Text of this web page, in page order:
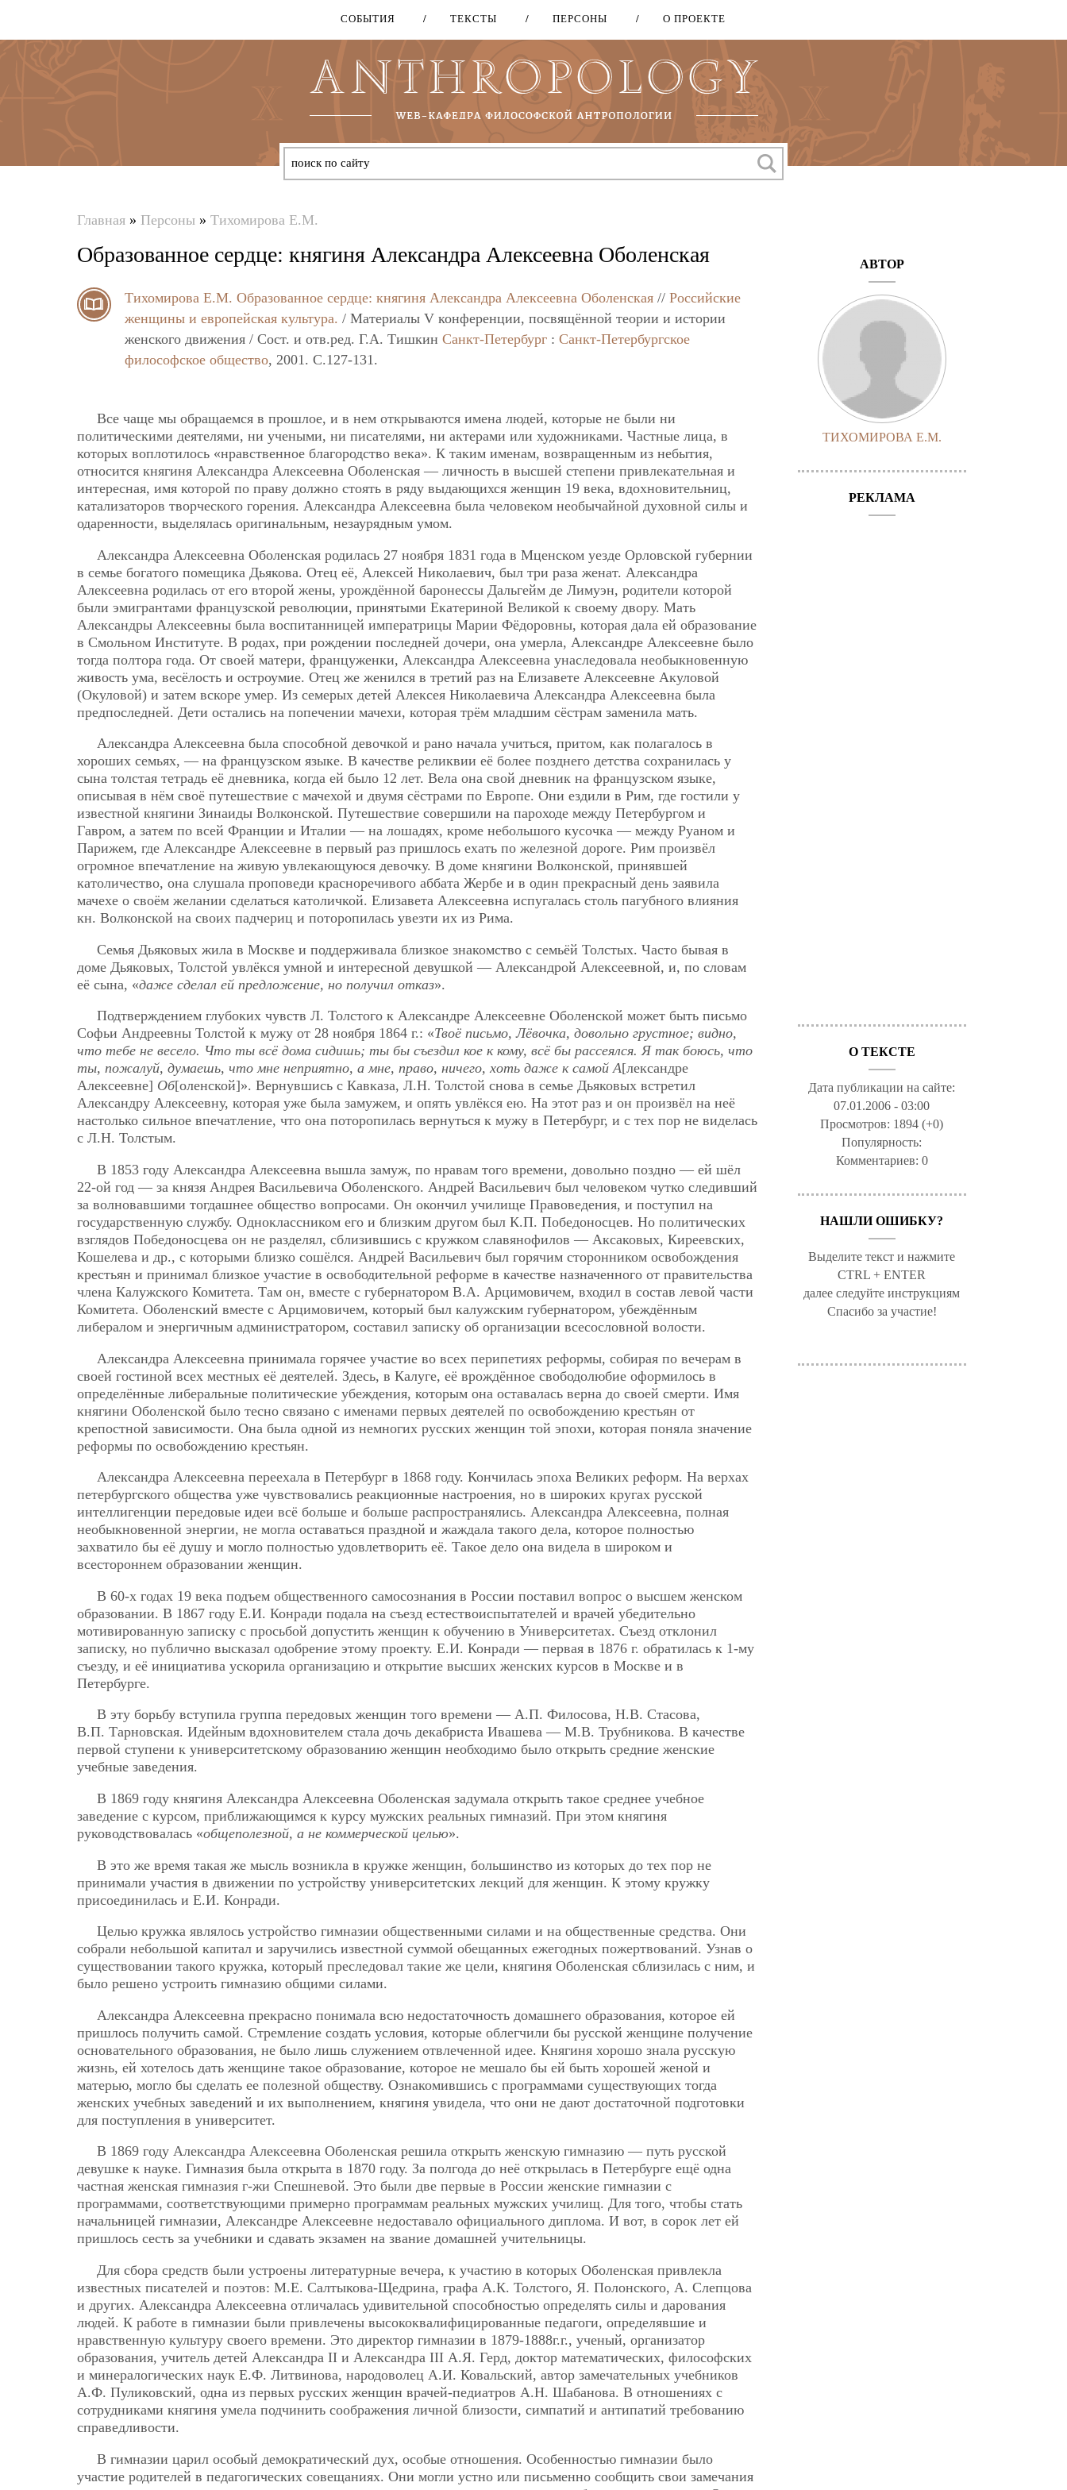
Перейти
основному
содержанию
СОБЫТИЯ ТЕКСТЫ ПЕРСОНЫ О ПРОЕКТЕ
здесь
Главная » Персоны » Тихомирова Е.М.
Образованное сердце: княгиня Александра Алексеевна Оболенская
Тихомирова Е.М. Образованное сердце: княгиня Александра Алексеевна Оболенская // Российские
женщины и европейская культура. / Материалы V конференции, посвящённой теории и истории
женского движения / Сост. и отв.ред. Г.А. Тишкин Санкт-Петербург : Санкт-Петербургское
философское общество, 2001. C.127-131.
Все чаще мы обращаемся в прошлое, и в нем открываются имена людей, которые не были ни
политическими деятелями, ни учеными, ни писателями, ни актерами или художниками. Частные лица, в
которых воплотилось «нравственное благородство века». К таким именам, возвращенным из небытия,
относится княгиня Александра Алексеевна Оболенская — личность в высшей степени привлекательная и
интересная, имя которой по праву должно стоять в ряду выдающихся женщин 19 века, вдохновительниц,
катализаторов творческого горения. Александра Алексеевна была человеком необычайной духовной силы и
одаренности, выделялась оригинальным, незаурядным умом.
Александра Алексеевна Оболенская родилась 27 ноября 1831 года в Мценском уезде Орловской губернии
в семье богатого помещика Дьякова. Отец её, Алексей Николаевич, был три раза женат. Александра
Алексеевна родилась от его второй жены, урождённой баронессы Дальгейм де Лимуэн, родители которой
были эмигрантами французской революции, принятыми Екатериной Великой к своему двору. Мать
Александры Алексеевны была воспитанницей императрицы Марии Фёдоровны, которая дала ей образование
в Смольном Институте. В родах, при рождении последней дочери, она умерла, Александре Алексеевне было
тогда полтора года. От своей матери, француженки, Александра Алексеевна унаследовала необыкновенную
живость ума, весёлость и остроумие. Отец же женился в третий раз на Елизавете Алексеевне Акуловой
(Окуловой) и затем вскоре умер. Из семерых детей Алексея Николаевича Александра Алексеевна была
предпоследней. Дети остались на попечении мачехи, которая трём младшим сёстрам заменила мать.
Александра Алексеевна была способной девочкой и рано начала учиться, притом, как полагалось в
хороших семьях, — на французском языке. В качестве реликвии её более позднего детства сохранилась у
сына толстая тетрадь её дневника, когда ей было 12 лет. Вела она свой дневник на французском языке,
описывая в нём своё путешествие с мачехой и двумя сёстрами по Европе. Они ездили в Рим, где гостили у
известной княгини Зинаиды Волконской. Путешествие совершили на пароходе между Петербургом и
Гавром, а затем по всей Франции и Италии — на лошадях, кроме небольшого кусочка — между Руаном и
Парижем, где Александре Алексеевне в первый раз пришлось ехать по железной дороге. Рим произвёл
огромное впечатление на живую увлекающуюся девочку. В доме княгини Волконской, принявшей
католичество, она слушала проповеди красноречивого аббата Жербе и в один прекрасный день заявила
мачехе о своём желании сделаться католичкой. Елизавета Алексеевна испугалась столь пагубного влияния
кн. Волконской на своих падчериц и поторопилась увезти их из Рима.
Семья Дьяковых жила в Москве и поддерживала близкое знакомство с семьёй Толстых. Часто бывая в
доме Дьяковых, Толстой увлёкся умной и интересной девушкой — Александрой Алексеевной, и, по словам
её сына, «даже сделал ей предложение, но получил отказ».
Подтверждением глубоких чувств Л. Толстого к Александре Алексеевне Оболенской может быть письмо
Софьи Андреевны Толстой к мужу от 28 ноября 1864 г.: «Твоё письмо, Лёвочка, довольно грустное; видно,
что тебе не весело. Что ты всё дома сидишь; ты бы съездил кое к кому, всё бы рассеялся. Я так боюсь, что
ты, пожалуй, думаешь, что мне неприятно, а мне, право, ничего, хоть даже к самой А[лександре
Алексеевне] Об[оленской]». Вернувшись с Кавказа, Л.Н. Толстой снова в семье Дьяковых встретил
Александру Алексеевну, которая уже была замужем, и опять увлёкся ею. На этот раз и он произвёл на неё
настолько сильное впечатление, что она поторопилась вернуться к мужу в Петербург, и с тех пор не виделась
с Л.Н. Толстым.
В 1853 году Александра Алексеевна вышла замуж, по нравам того времени, довольно поздно — ей шёл
22-ой год — за князя Андрея Васильевича Оболенского. Андрей Васильевич был человеком чутко следивший
за волновавшими тогдашнее общество вопросами. Он окончил училище Правоведения, и поступил на
государственную службу. Одноклассником его и близким другом был К.П. Победоносцев. Но политических
взглядов Победоносцева он не разделял, сблизившись с кружком славянофилов — Аксаковых, Киреевских,
Кошелева и др., с которыми близко сошёлся. Андрей Васильевич был горячим сторонником освобождения
крестьян и принимал близкое участие в освободительной реформе в качестве назначенного от правительства
члена Калужского Комитета. Там он, вместе с губернатором В.А. Арцимовичем, входил в состав левой части
Комитета. Оболенский вместе с Арцимовичем, который был калужским губернатором, убеждённым
либералом и энергичным администратором, составил записку об организации всесословной волости.
Александра Алексеевна принимала горячее участие во всех перипетиях реформы, собирая по вечерам в
своей гостиной всех местных её деятелей. Здесь, в Калуге, её врождённое свободолюбие оформилось в
определённые либеральные политические убеждения, которым она оставалась верна до своей смерти. Имя
княгини Оболенской было тесно связано с именами первых деятелей по освобождению крестьян от
крепостной зависимости. Она была одной из немногих русских женщин той эпохи, которая поняла значение
реформы по освобождению крестьян.
Александра Алексеевна переехала в Петербург в 1868 году. Кончилась эпоха Великих реформ. На верхах
петербургского общества уже чувствовались реакционные настроения, но в широких кругах русской
интеллигенции передовые идеи всё больше и больше распространялись. Александра Алексеевна, полная
необыкновенной энергии, не могла оставаться праздной и жаждала такого дела, которое полностью
захватило бы её душу и могло полностью удовлетворить её. Такое дело она видела в широком и
всестороннем образовании женщин.
В 60-х годах 19 века подъем общественного самосознания в России поставил вопрос о высшем женском
образовании. В 1867 году Е.И. Конради подала на съезд естествоиспытателей и врачей убедительно
мотивированную записку с просьбой допустить женщин к обучению в Университетах. Съезд отклонил
записку, но публично высказал одобрение этому проекту. Е.И. Конради — первая в 1876 г. обратилась к 1-му
съезду, и её инициатива ускорила организацию и открытие высших женских курсов в Москве и в
Петербурге.
В эту борьбу вступила группа передовых женщин того времени — А.П. Филосова, Н.В. Стасова,
В.П. Тарновская. Идейным вдохновителем стала дочь декабриста Ивашева — М.В. Трубникова. В качестве
первой ступени к университетскому образованию женщин необходимо было открыть средние женские
учебные заведения.
В 1869 году княгиня Александра Алексеевна Оболенская задумала открыть такое среднее учебное
заведение с курсом, приближающимся к курсу мужских реальных гимназий. При этом княгиня
руководствовалась «общеполезной, а не коммерческой целью».
В это же время такая же мысль возникла в кружке женщин, большинство из которых до тех пор не
принимали участия в движении по устройству университетских лекций для женщин. К этому кружку
присоединилась и Е.И. Конради.
Целью кружка являлось устройство гимназии общественными силами и на общественные средства. Они
собрали небольшой капитал и заручились известной суммой обещанных ежегодных пожертвований. Узнав о
существовании такого кружка, который преследовал такие же цели, княгиня Оболенская сблизилась с ним, и
было решено устроить гимназию общими силами.
Александра Алексеевна прекрасно понимала всю недостаточность домашнего образования, которое ей
пришлось получить самой. Стремление создать условия, которые облегчили бы русской женщине получение
основательного образования, не было лишь служением отвлеченной идее. Княгиня хорошо знала русскую
жизнь, ей хотелось дать женщине такое образование, которое не мешало бы ей быть хорошей женой и
матерью, могло бы сделать ее полезной обществу. Ознакомившись с программами существующих тогда
женских учебных заведений и их выполнением, княгиня увидела, что они не дают достаточной подготовки
для поступления в университет.
В 1869 году Александра Алексеевна Оболенская решила открыть женскую гимназию — путь русской
девушке к науке. Гимназия была открыта в 1870 году. За полгода до неё открылась в Петербурге ещё одна
частная женская гимназия г-жи Спешневой. Это были две первые в России женские гимназии с
программами, соответствующими примерно программам реальных мужских училищ. Для того, чтобы стать
начальницей гимназии, Александре Алексеевне недоставало официального диплома. И вот, в сорок лет ей
пришлось сесть за учебники и сдавать экзамен на звание домашней учительницы.
Для сбора средств были устроены литературные вечера, к участию в которых Оболенская привлекла
известных писателей и поэтов: М.Е. Салтыкова-Щедрина, графа А.К. Толстого, Я. Полонского, А. Слепцова
и других. Александра Алексеевна отличалась удивительной способностью определять силы и дарования
людей. К работе в гимназии были привлечены высококвалифицированные педагоги, определявшие и
нравственную культуру своего времени. Это директор гимназии в 1879-1888г.г., ученый, организатор
образования, учитель детей Александра II и Александра III А.Я. Герд, доктор математических, философских
и минералогических наук Е.Ф. Литвинова, народоволец А.И. Ковальский, автор замечательных учебников
А.Ф. Пуликовский, одна из первых русских женщин врачей-педиатров А.Н. Шабанова. В отношениях с
сотрудниками княгиня умела подчинить соображения личной близости, симпатий и антипатий требованию
справедливости.
В гимназии царил особый демократический дух, особые отношения. Особенностью гимназии было
участие родителей в педагогических совещаниях. Они могли устно или письменно сообщить свои замечания
АВТОР
ТИХОМИРОВА Е.М.
РЕКЛАМА
О ТЕКСТЕ
Дата публикации на сайте:
07.01.2006 - 03:00
Просмотров: 1894 (+0)
Популярность:
Комментариев: 0
НАШЛИ ОШИБКУ?
Выделите текст и нажмите
CTRL + ENTER
далее следуйте инструкциям
Спасибо за участие!